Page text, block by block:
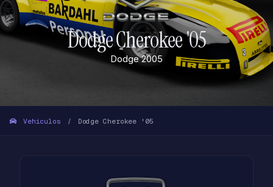
Dodge Cherokee '05
Dodge 2005
Vehículos / Dodge Cherokee '05